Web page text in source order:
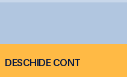
DESCHIDE CONT